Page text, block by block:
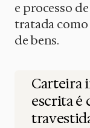
e processo
tratada
de bens.
Carteira
escrita é